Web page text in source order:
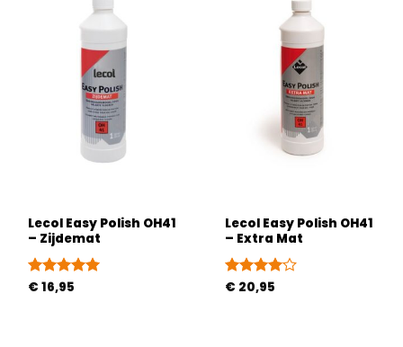
Lecol Easy Polish OH41
– Zijdemat
Gewaardeerd
€ 16,95
Lecol Easy Polish OH41
– Extra Mat
Gewaardeerd
€ 20,95